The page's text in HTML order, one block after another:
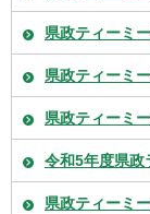
県政ティーミ
県政ティーミ
県政ティーミ
令和5年度県政
県政ティーミ